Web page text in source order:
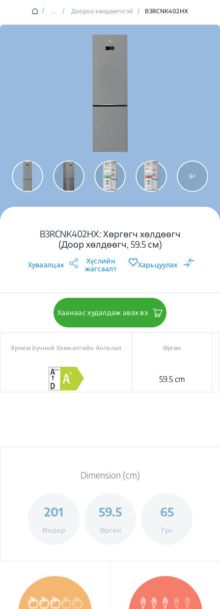
/ ... / Доороо хөлдөөгчтэй / B3RCNK402HX
6
B3RCNK402HX: Хөргөгч хөлдөөгч
(Доор хөлдөөгч, 59.5 см)
Хуваалцах
Хүслийн
жагсаалт
Харьцуулах
Хаанаас худалдаж авах вэ
Эрчим Хүчний Хэмнэлтийн Ангилал Өргөн
59.5 cm
Dimension (cm)
201
Өндөр
59.5
Өргөн
65
Гүн